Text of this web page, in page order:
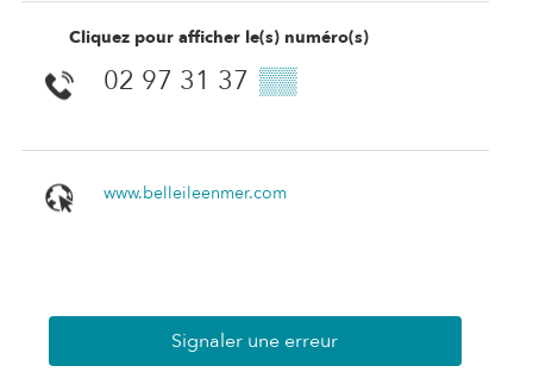
Cliquez pour afficher le(s) numéro(s)
02 97 31 37 ▒▒
www.belleileenmer.com
Signaler une erreur